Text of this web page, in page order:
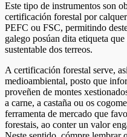
Este tipo de instrumentos son
certificación forestal por
PEFC ou FSC, permitindo
galego posúan dita etiqueta
sustentable dos terreos.
A certificación forestal serve,
medioambiental, posto que
proveñen de montes
a carne, a castaña ou os
ferramenta de mercado que
forestais, ao conter un valor